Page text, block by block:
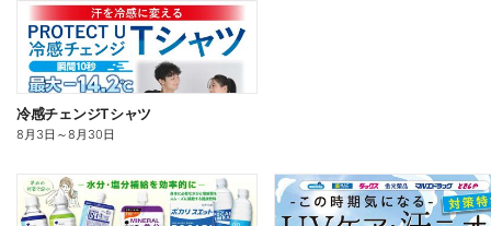
冷感チェンジTシャツ
8月3日 ～8月30日